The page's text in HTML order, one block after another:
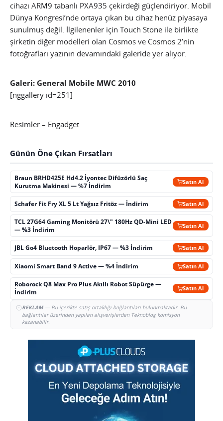
cihazı ARM9 tabanlı PXA935 çekirdeği güçlendiriyor. Mobil
Dünya Kongresi’nde ortaya çıkan bu cihaz henüz piyasaya
sunulmuş değil. İlgilenenler için Touch Stone ile birlikte
şirketin diğer modelleri olan Cosmos ve Cosmos 2’nin
fotoğrafları yazının devamındaki galeride yer alıyor.
Galeri: General Mobile MWC 2010
[nggallery id=251]
Resimler – Engadget
Günün Öne Çıkan Fırsatları
Braun BRHD425E Hd4.2 İyontec Difüzörlü Saç
Kurutma Makinesi — %7 İndirim
Satın Al
Schafer Fit Fry XL 5 Lt Yağsız Fritöz — İndirim Satın Al
TCL 27G64 Gaming Monitörü 27\" 180Hz QD-Mini LED
— %3 İndirim
Satın Al
JBL Go4 Bluetooth Hoparlör, IP67 — %3 İndirim Satın Al
Xiaomi Smart Band 9 Active — %4 İndirim Satın Al
Roborock Q8 Max Pro Plus Akıllı Robot Süpürge —
İndirim
Satın Al
REKLAM— Bu içerikte satış ortaklığı bağlantıları bulunmaktadır. Bu
bağlantılar üzerinden yapılan alışverişlerden Teknoblog komisyon
kazanabilir.